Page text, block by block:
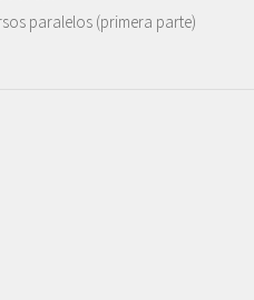
paralelos (primera parte)